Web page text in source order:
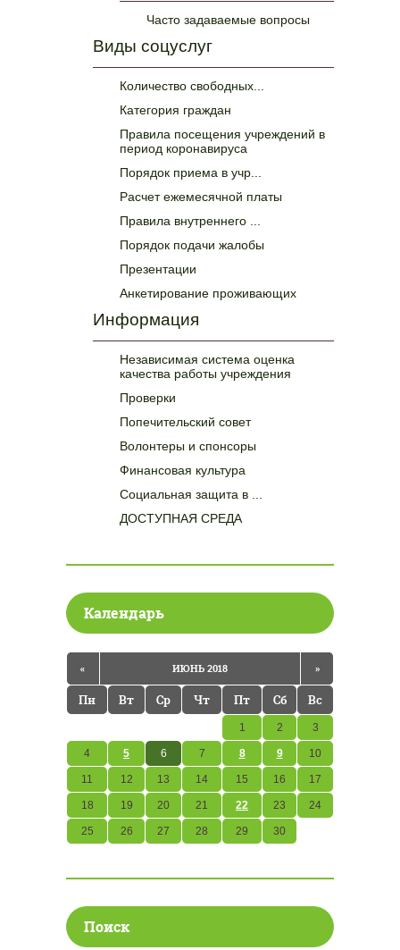
Часто задаваемые вопросы
Виды соцуслуг
Количество свободных...
Категория граждан
Правила посещения учреждений в
период коронавируса
Порядок приема в учр...
Расчет ежемесячной платы
Правила внутреннего ...
Порядок подачи жалобы
Презентации
Анкетирование проживающих
Информация
Независимая система оценка
качества работы учреждения
Проверки
Попечительский совет
Волонтеры и спонсоры
Финансовая культура
Социальная защита в ...
ДОСТУПНАЯ СРЕДА
Календарь
« ИЮНЬ 2018 »
Пн Вт Ср Чт Пт Сб Вс
1 2 3
4 5 6 7 8 9 10
11 12 13 14 15 16 17
18 19 20 21 22 23 24
25 26 27 28 29 30
Поиск